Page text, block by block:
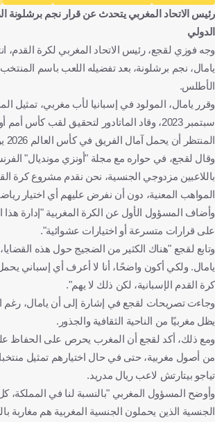
كأس العالم
إسبانيا ضد كاب فيردي
إسبانيا
كاب فيردي
الرأس الأخضر
كرة قدم
رئيس الاتحاد المغربي يتحدث عن قرار نجم برشلونة
الدولي
وجه فوزي لقجع، رئيس الاتحاد المغربي لكرة القدم،
يامال، نجم برشلونة، بعد تفضيله اللعب باسم
الأطلس.
وقرر يامال، المولود في إسبانيا لأب مغربي، تمثيل
المنتظر أن يحمل آمال الفريق في كأس العالم 2026 يونيو المقبل.
وقال لقجع، في حواره مع مجلة "أونزي مونديال"
باللاعبين مزدوجي الجنسية، نحن نقدم مشروع كرة
المواهب المعنية، دون أن نفرض عليهم أي اختيار
وأضاف المسؤول الأول عن الكرة المغربية "إدارة هذا
على قرارات متسرعة أو اختيارات عشوائية".
وتابع لقجع "هناك الكثير من الضجيج حول هذه
يامال. ولكي أكون واضحًا، أنا لا أعرف أي إسباني
كرة القدم الإسبانية، لكن ذلك لا يهم".
وجاءت تصريحات لقجع في إشارة إلى أن يامال، رغم
يظل مغربيًا من الناحية الثقافية والجذور.
ومع ذلك، أكد لقجع أن المغرب يحرص على الحفاظ على
من أصول مغربية، حتى في حال اختيارهم تمثيل
تياجو بيتارتش لاعب ريال مدريد.
وأوضح المسؤول المغربي "بالنسبة لنا في المملكة،
الجنسية الذين يحملون الجنسية المغربية هم مغاربة